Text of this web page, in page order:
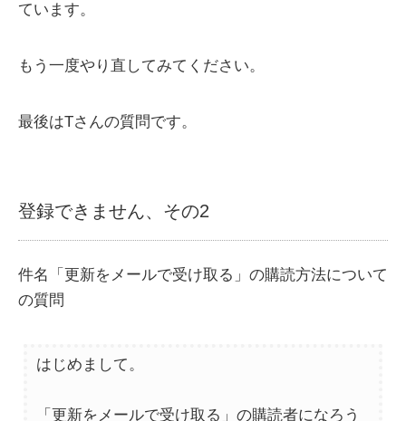
ています。
もう一度やり直してみてください。
最後はTさんの質問です。
登録できません、その2
件名「更新をメールで受け取る」の購読方法について
の質問
はじめまして。
「更新をメールで受け取る」の購読者になろう